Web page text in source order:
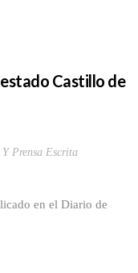
Castillo de
Prensa Escrita
en el Diario de